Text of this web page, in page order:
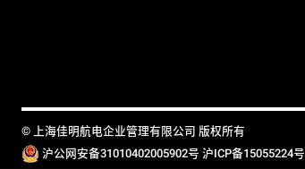
© 上海佳明航电企业管理有限公司 版权所有
沪公网安备31010402005902号 沪ICP备15055224号